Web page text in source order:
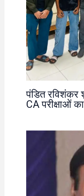
पंडित रविशंकर
CA परीक्षाओं